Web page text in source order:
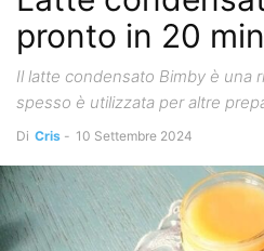
pronto in 20
Il latte condensato Bimby è una
spesso è utilizzata per altre
Di Cris - 10 Settembre 2024